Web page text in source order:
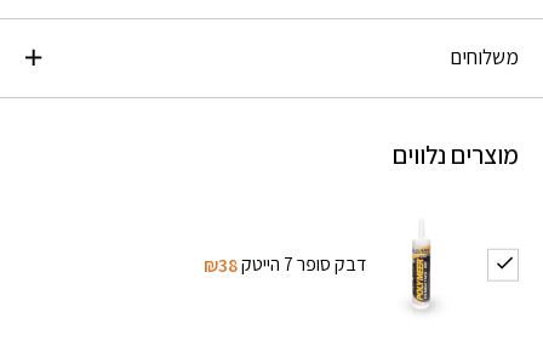
משלוחים
מוצרים נלווים
דבק סופר 7 הייטק ₪38